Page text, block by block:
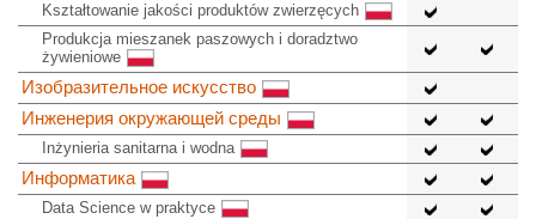
Kształtowanie jakości produktów zwierzęcych
Produkcja mieszanek paszowych i doradztwo
żywieniowe
Изобразительное искусство
Инженерия окружающей среды
Inżynieria sanitarna i wodna
Информатика
Data Science w praktyce